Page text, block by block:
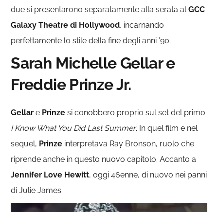
due si presentarono separatamente alla serata alGCC
Galaxy Theatre di Hollywood, incarnando
perfettamente lo stile della fine degli anni ’90.
Sarah Michelle Gellar e
Freddie Prinze Jr.
Gellar e Prinze si conobbero proprio sul set del primo
I Know What You Did Last Summer. In quel film e nel
sequel, Prinze interpretava Ray Bronson, ruolo che
riprende anche in questo nuovo capitolo. Accanto a
Jennifer Love Hewitt, oggi 46enne, di nuovo nei panni
di Julie James.